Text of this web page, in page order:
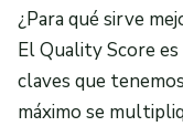
¿Para qué sirve
El Quality Score
claves que
máximo se